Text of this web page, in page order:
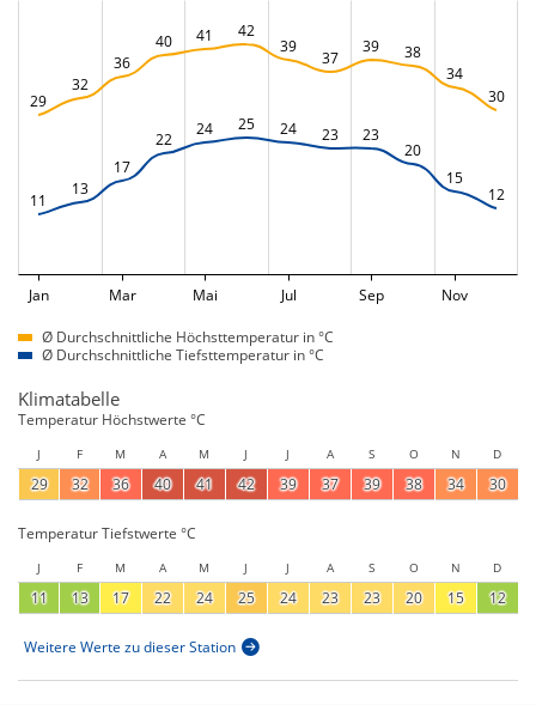
29
32
36
40 41 42
39
37
39
38
34
30
11
13
17
22
24 25 24 23 23
20
15
12
Jan Mar Mai Jul Sep Nov
Ø Durchschnittliche Höchsttemperatur in °C
Ø Durchschnittliche Tiefsttemperatur in °C
Klimatabelle
Temperatur Höchstwerte °C
J F M A M J J A S O N D
29 32 36 40 41 42 39 37 39 38 34 30
Temperatur Tiefstwerte °C
J F M A M J J A S O N D
11 13 17 22 24 25 24 23 23 20 15 12
Weitere Werte zu dieser Station